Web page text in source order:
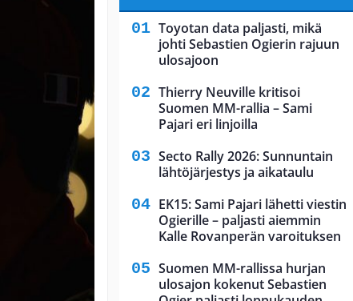
Toyotan data paljasti, mikä
johti Sebastien Ogierin rajuun
ulosajoon
Thierry Neuville kritisoi
Suomen MM-rallia – Sami
Pajari eri linjoilla
Secto Rally 2026: Sunnuntain
lähtöjärjestys ja aikataulu
EK15: Sami Pajari lähetti viestin
Ogierille – paljasti aiemmin
Kalle Rovanperän varoituksen
Suomen MM-rallissa hurjan
ulosajon kokenut Sebastien